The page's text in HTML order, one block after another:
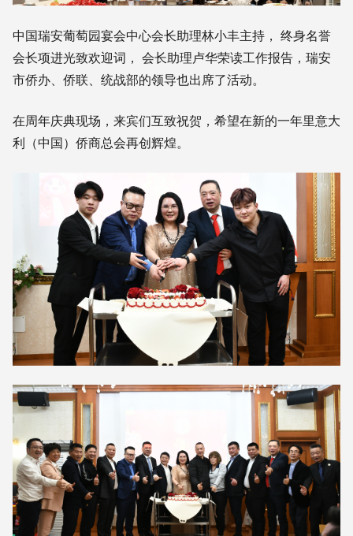
中国瑞安葡萄园宴会中心会长助理林小丰主持， 终身名誉
会长项进光致欢迎词， 会长助理卢华荣读工作报告，瑞安
市侨办、侨联、统战部的领导也出席了活动。
在周年庆典现场，来宾们互致祝贺，希望在新的一年里意大
利（中国）侨商总会再创辉煌。